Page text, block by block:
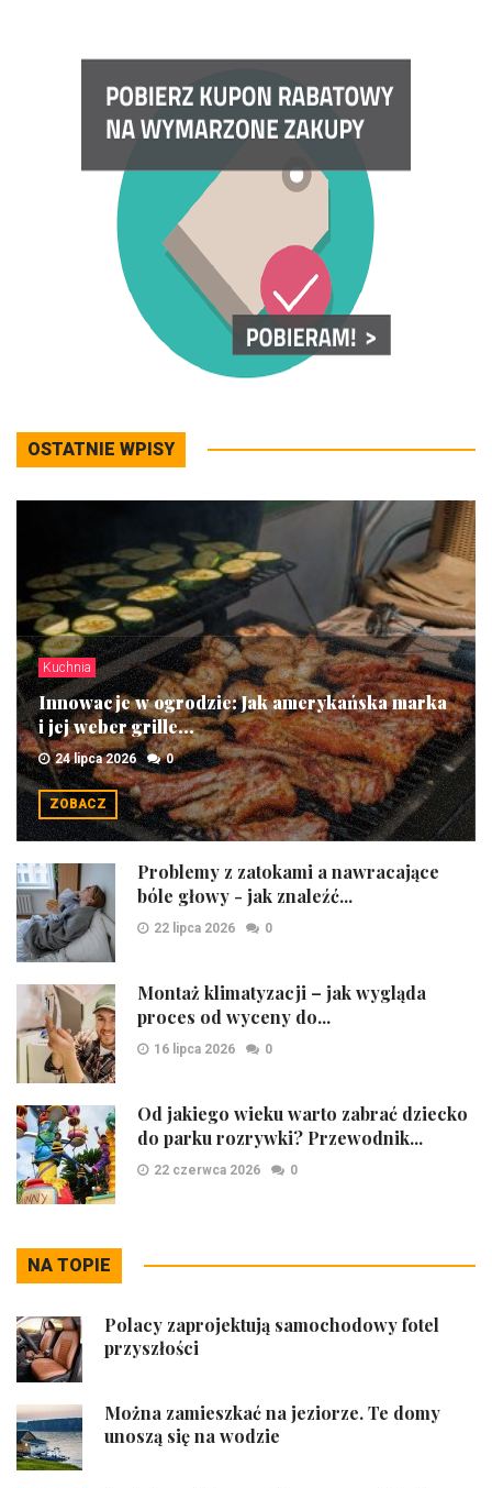
OSTATNIE WPISY
Kuchnia
Innowacje w ogrodzie: Jak amerykańska marka
i jej weber grille...
24 lipca 2026 0
ZOBACZ
Problemy z zatokami a nawracające
bóle głowy - jak znaleźć...
22 lipca 2026 0
Montaż klimatyzacji – jak wygląda
proces od wyceny do...
16 lipca 2026 0
Od jakiego wieku warto zabrać dziecko
do parku rozrywki? Przewodnik...
22 czerwca 2026 0
NA TOPIE
Polacy zaprojektują samochodowy fotel
przyszłości
Można zamieszkać na jeziorze. Te domy
unoszą się na wodzie